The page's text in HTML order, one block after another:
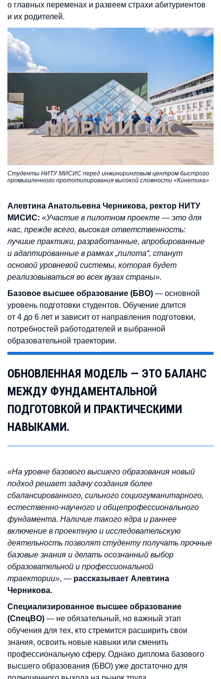
о главных переменах и развеем страхи абитуриентов
и их родителей.
Студенты НИТУ МИСИС перед инжиниринговым центром быстрого
промышленного прототипирования высокой сложности «Кинетика»
Алевтина Анатольевна Черникова, ректор НИТУ
МИСИС: «Участие в пилотном проекте — это для
нас, прежде всего, высокая ответственность:
лучшие практики, разработанные, апробированные
и адаптированные в рамках „пилота“, станут
основой уровневой системы, которая будет
реализовываться во всех вузах страны».
Базовое высшее образование (БВО) — основной
уровень подготовки студентов. Обучение длится
от 4 до 6 лет и зависит от направления подготовки,
потребностей работодателей и выбранной
образовательной траектории.
ОБНОВЛЕННАЯ МОДЕЛЬ — ЭТО БАЛАНС
МЕЖДУ ФУНДАМЕНТАЛЬНОЙ
ПОДГОТОВКОЙ И ПРАКТИЧЕСКИМИ
НАВЫКАМИ.
«На уровне базового высшего образования новый
подход решает задачу создания более
сбалансированного, сильного социогуманитарного,
естественно-научного и общепрофессионального
фундамента. Наличие такого ядра и раннее
включение в проектную и исследовательскую
деятельность позволят студенту получать прочные
базовые знания и делать осознанный выбор
образовательной и профессиональной
траектории», — рассказывает Алевтина
Черникова.
Специализированное высшее образование
(СпецВО) — не обязательный, но важный этап
обучения для тех, кто стремится расширить свои
знания, освоить новые навыки или сменить
профессиональную сферу. Однако диплома базового
высшего образования (БВО) уже достаточно для